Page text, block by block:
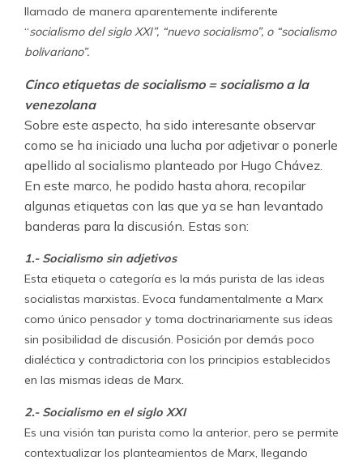
llamado de manera aparentemente indiferente
“socialismo del siglo XXI”, “nuevo socialismo”, o “socialismo
bolivariano”.
Cinco etiquetas de socialismo = socialismo a la
venezolana
Sobre este aspecto, ha sido interesante observar
como se ha iniciado una lucha por adjetivar o ponerle
apellido al socialismo planteado por Hugo Chávez.
En este marco, he podido hasta ahora, recopilar
algunas etiquetas con las que ya se han levantado
banderas para la discusión. Estas son:
1.- Socialismo sin adjetivos
Esta etiqueta o categoría es la más purista de las ideas
socialistas marxistas. Evoca fundamentalmente a Marx
como único pensador y toma doctrinariamente sus ideas
sin posibilidad de discusión. Posición por demás poco
dialéctica y contradictoria con los principios establecidos
en las mismas ideas de Marx.
2.- Socialismo en el siglo XXI
Es una visión tan purista como la anterior, pero se permite
contextualizar los planteamientos de Marx, llegando